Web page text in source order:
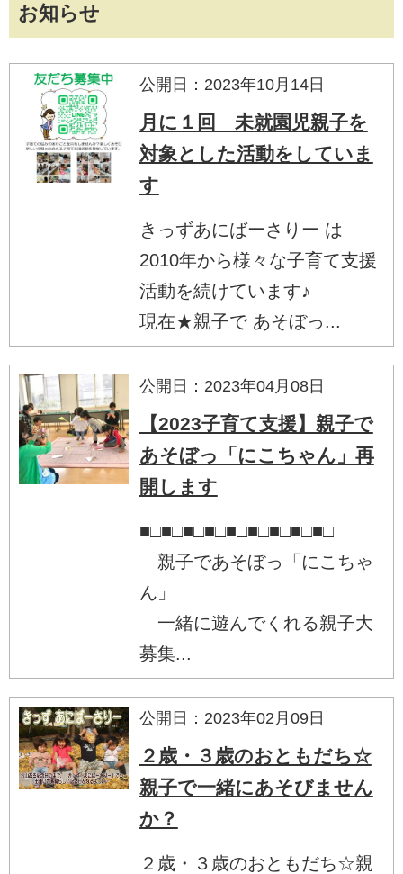
お知らせ
公開日：2023年10月14日
月に１回 未就園児親子を
対象とした活動をしていま
す
きっずあにばーさりー は
2010年から様々な子育て支援
活動を続けています♪
現在★親子で あそぼっ...
公開日：2023年04月08日
【2023子育て支援】親子で
あそぼっ「にこちゃん」再
開します
■□■□■□■□■□■□■□■□■□
親子であそぼっ「にこちゃ
ん」
一緒に遊んでくれる親子大
募集...
公開日：2023年02月09日
２歳・３歳のおともだち☆
親子で一緒にあそびません
か？
２歳・３歳のおともだち☆親